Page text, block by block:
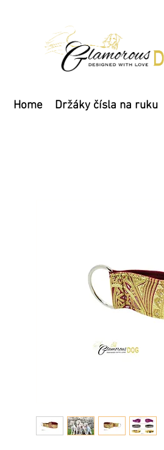
Home Držáky čísla na ruku